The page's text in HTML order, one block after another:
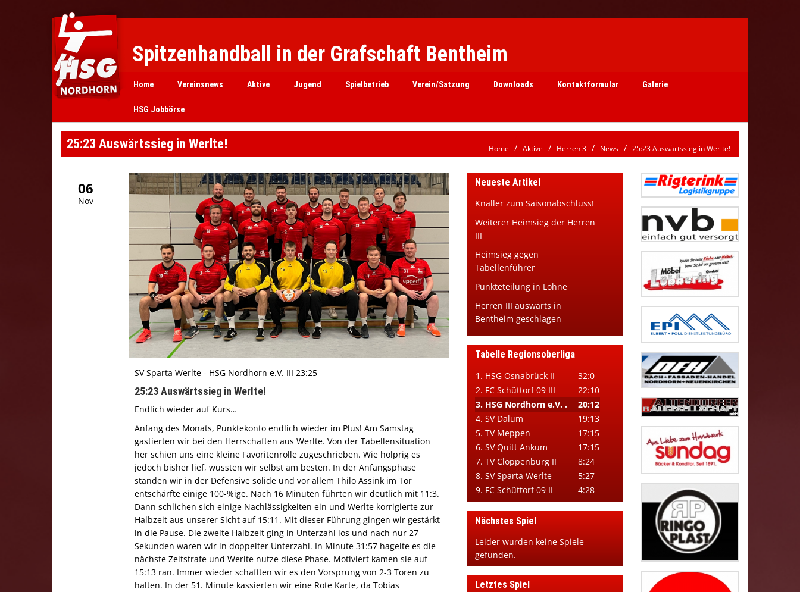
Spitzenhandball in der Grafschaft Bentheim
Home Vereinsnews Aktive Jugend Spielbetrieb Verein/Satzung Downloads Kontaktformular Galerie
HSG Jobbörse
25:23 Auswärtssieg in Werlte! Home Aktive Herren 3 News 25:23 Auswärtssieg in Werlte!
06
Nov
SV Sparta Werlte - HSG Nordhorn e.V. III 23:25
25:23 Auswärtssieg in Werlte!
Endlich wieder auf Kurs…
Anfang des Monats, Punktekonto endlich wieder im Plus! Am Samstag
gastierten wir bei den Herrschaften aus Werlte. Von der Tabellensituation
her schien uns eine kleine Favoritenrolle zugeschrieben. Wie holprig es
jedoch bisher lief, wussten wir selbst am besten. In der Anfangsphase
standen wir in der Defensive solide und vor allem Thilo Assink im Tor
entschärfte einige 100-%ige. Nach 16 Minuten führten wir deutlich mit 11:3.
Dann schlichen sich einige Nachlässigkeiten ein und Werlte korrigierte zur
Halbzeit aus unserer Sicht auf 15:11. Mit dieser Führung gingen wir gestärkt
in die Pause. Die zweite Halbzeit ging in Unterzahl los und nach nur 27
Sekunden waren wir in doppelter Unterzahl. In Minute 31:57 hagelte es die
nächste Zeitstrafe und Werlte nutze diese Phase. Motiviert kamen sie auf
15:13 ran. Immer wieder schafften wir es den Vorsprung von 2-3 Toren zu
halten. In der 51. Minute kassierten wir eine Rote Karte, da Tobias
Neueste Artikel
Knaller zum Saisonabschluss!
Weiterer Heimsieg der Herren
III
Heimsieg gegen
Tabellenführer
Punkteteilung in Lohne
Herren III auswärts in
Bentheim geschlagen
Tabelle Regionsoberliga
1. HSG Osnabrück II
32:0
2. FC Schüttorf 09 III
22:10
3. HSG Nordhorn e.V. .
20:12
4. SV Dalum
19:13
5. TV Meppen
17:15
6. SV Quitt Ankum
17:15
7. TV Cloppenburg II
8:24
8. SV Sparta Werlte
5:27
9. FC Schüttorf 09 II
4:28
Nächstes Spiel
Leider wurden keine Spiele
gefunden.
Letztes Spiel